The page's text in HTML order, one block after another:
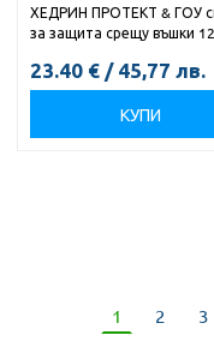
ХЕДРИН ПРОТЕКТ & ГОУ
за защита срещу въшки
23.40 € / 45,77 лв.
КУПИ
1 2 3